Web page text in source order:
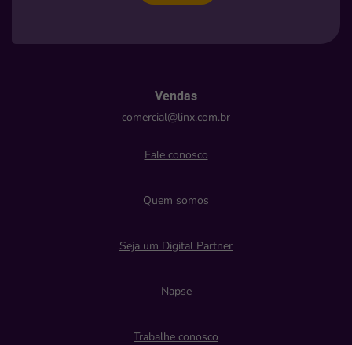
Vendas
comercial@linx.com.br
Fale conosco
Quem somos
Seja um Digital Partner
Napse
Trabalhe conosco